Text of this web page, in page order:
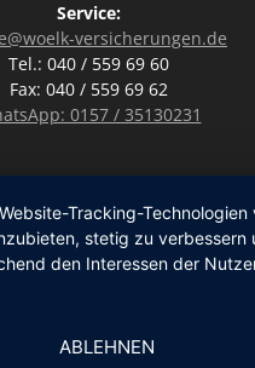
Service:
versicherungen.de
Tel.: 040 / 559 69 60
Fax: 040 / 559 69 62
0157 / 35130231
Mo & Di 9:00-17:00 Uhr
Mi 12:00-19:00 Uhr
Do 9:00-17:00 Uhr
erreichen Sie uns
Tracking-Technologien
stetig zu verbessern
den Interessen der
ABLEHNEN